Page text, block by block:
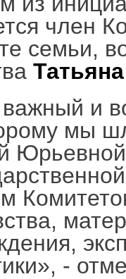
член
семьи,
и
мы
-